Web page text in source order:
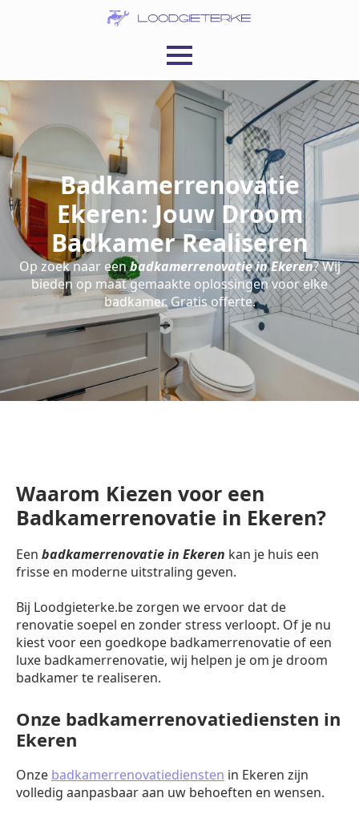
Badkamerrenovatie
Ekeren: Jouw Droom
Badkamer Realiseren
Op zoek naar eenbadkamerrenovatie in Ekeren? Wij
bieden op maat gemaakte oplossingen voor elke
badkamer. Gratis offerte.
Waarom Kiezen voor een
Badkamerrenovatie in Ekeren?
Een badkamerrenovatie in Ekeren kan je huis een
frisse en moderne uitstraling geven.
Bij Loodgieterke.be zorgen we ervoor dat de
renovatie soepel en zonder stress verloopt. Of je nu
kiest voor een goedkope badkamerrenovatie of een
luxe badkamerrenovatie, wij helpen je om je droom
badkamer te realiseren.
Onze badkamerrenovatiediensten in
Ekeren
Onze badkamerrenovatiediensten in Ekeren zijn
volledig aanpasbaar aan uw behoeften en wensen.